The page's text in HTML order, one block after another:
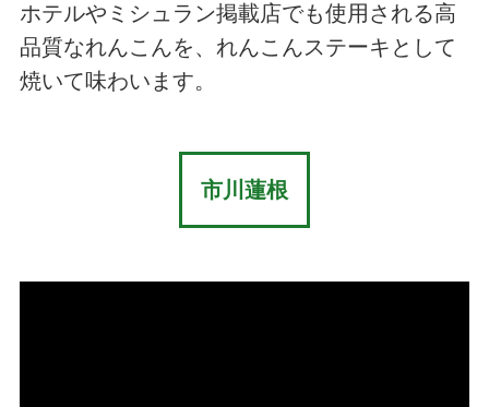
ホテルやミシュラン掲載店でも使用される高
品質なれんこんを、れんこんステーキとして
焼いて味わいます。
市川蓮根